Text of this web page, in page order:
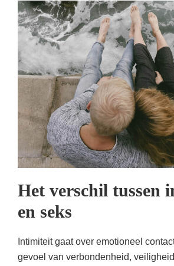
Het verschil tussen
en seks
Intimiteit gaat over emotioneel
gevoel van verbondenheid,